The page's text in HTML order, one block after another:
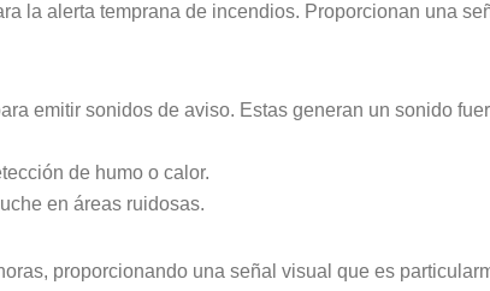
la alerta temprana de incendios. Proporcionan una
emitir sonidos de aviso. Estas generan un sonido
de humo o calor.
en áreas ruidosas.
proporcionando una señal visual que es